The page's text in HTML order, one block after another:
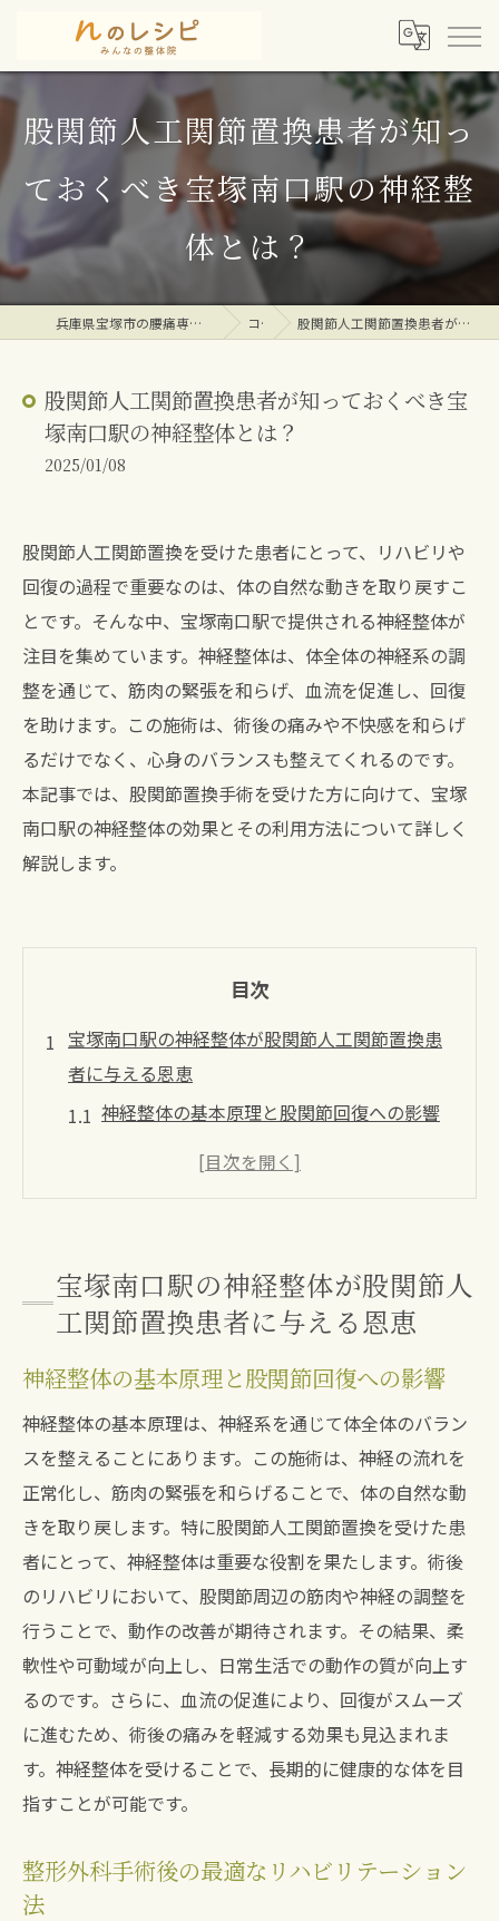
股関節人工関節置換患者が知っ
ておくべき宝塚南口駅の神経整
体とは？
兵庫県宝塚市の腰痛専門整体院ならｎのレシピみんなの整体院 コラム 股関節人工関節置換患者が知っておくべき宝塚南口駅の神経整体とは？
股関節人工関節置換患者が知っておくべき宝
塚南口駅の神経整体とは？
2025/01/08
股関節人工関節置換を受けた患者にとって、リハビリや
回復の過程で重要なのは、体の自然な動きを取り戻すこ
とです。そんな中、宝塚南口駅で提供される神経整体が
注目を集めています。神経整体は、体全体の神経系の調
整を通じて、筋肉の緊張を和らげ、血流を促進し、回復
を助けます。この施術は、術後の痛みや不快感を和らげ
るだけでなく、心身のバランスも整えてくれるのです。
本記事では、股関節置換手術を受けた方に向けて、宝塚
南口駅の神経整体の効果とその利用方法について詳しく
解説します。
目次
宝塚南口駅の神経整体が股関節人工関節置換患
者に与える恩恵
神経整体の基本原理と股関節回復への影響
整形外科手術後の最適なリハビリテーショ
血流改善で促進される回復プロセス
患者の声：神経整体の効果を実感
股関節手術後に注目される神経整体の効果を宝
塚南口駅で体感
手術後の神経整体の役割とは
施術前と施術後の体の変化を比較
神経整体がもたらす長期効果とは
身体的負担を軽減する具体的な方法
リラックス効果がもたらす心身の利点
股関節手術患者における成功事例
術後ケアの救世主！宝塚南口駅での神経整体で
自然な動きを取り戻す
自然な動きを取り戻すためのステップ
術後回復期における神経整体の重要性
生活の質を向上させるための施術計画
宝塚南口駅の神経整体が股関節人
工関節置換患者に与える恩恵
神経整体の基本原理と股関節回復への影響
神経整体の基本原理は、神経系を通じて体全体のバラン
スを整えることにあります。この施術は、神経の流れを
正常化し、筋肉の緊張を和らげることで、体の自然な動
きを取り戻します。特に股関節人工関節置換を受けた患
者にとって、神経整体は重要な役割を果たします。術後
のリハビリにおいて、股関節周辺の筋肉や神経の調整を
行うことで、動作の改善が期待されます。その結果、柔
軟性や可動域が向上し、日常生活での動作の質が向上す
るのです。さらに、血流の促進により、回復がスムーズ
に進むため、術後の痛みを軽減する効果も見込まれま
す。神経整体を受けることで、長期的に健康的な体を目
指すことが可能です。
整形外科手術後の最適なリハビリテーション
法